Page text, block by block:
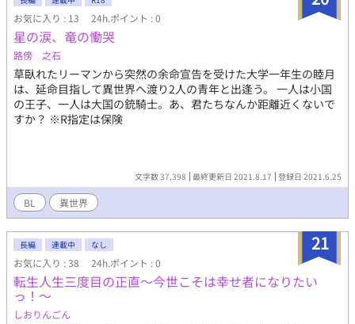
お気に入り : 13 24h.ポイント : 0
星の涙、竜の慟哭
路傍 之石
草臥れたリーマンから突然の余命宣告を受けた大学一年生の睦月
は、延命目指して異世界へ渡り2人の青年と出逢う。 一人は小国
の王子、一人は大国の銃騎士。あ、君たちなんか距離近くないで
すか？ ※R指定は保険
文字数 37,398 最終更新日 2021.8.17 登録日 2021.6.25
BL 異世界
21
長編 連載中 なし
お気に入り : 38 24h.ポイント : 0
転生人生三度目の正直〜今世こそは幸せ者になりたい
っ！〜
しおりんごん